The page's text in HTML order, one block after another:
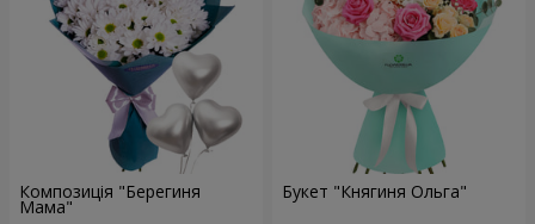
Композиція "Берегиня
Мама"
Букет "Княгиня Ольга"